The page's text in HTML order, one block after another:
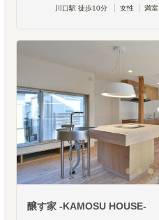
川口駅 徒歩10分
女性 満室
醸す家 -KAMOSU HOUSE-